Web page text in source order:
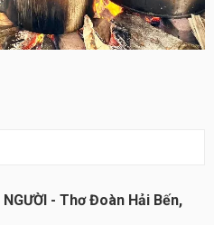
NGƯỜI - Thơ Đoàn Hải Bến,